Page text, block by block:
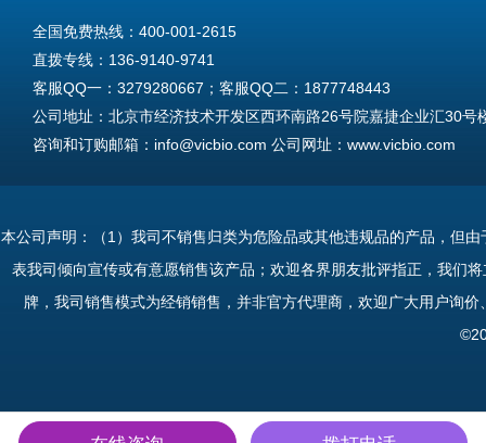
全国免费热线：400-001-2615
直拨专线：136-9140-9741
客服QQ一：3279280667；客服QQ二：1877748443
公司地址：北京市经济技术开发区西环南路26号院嘉捷企业汇30号
咨询和订购邮箱：info@vicbio.com 公司网址：www.vicbio.com
Tel: +86-13691409741
Address: Room 603, Floor 6, Building 30A, No.26, Xihuannan
本公司声明：（1）我司不销售归类为危险品或其他违规品的产品，但
表我司倾向宣传或有意愿销售该产品；欢迎各界朋友批评指正，我们
牌，我司销售模式为经销销售，并非官方代理商，欢迎广大用户询